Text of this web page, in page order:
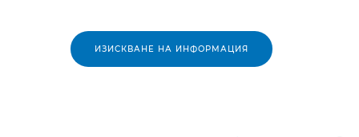
ИЗИСКВАНЕ НА ИНФОРМАЦИЯ